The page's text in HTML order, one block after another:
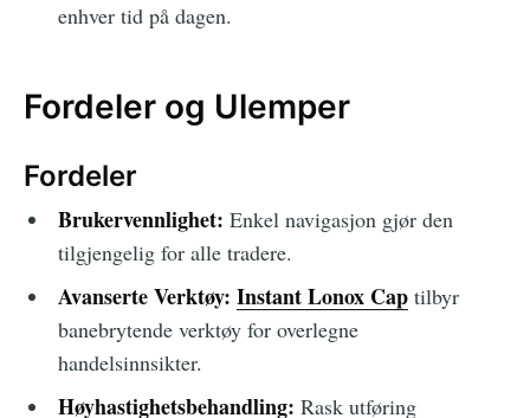
enhver tid på dagen.
Fordeler og Ulemper
Fordeler
Brukervennlighet: Enkel navigasjon gjør den
tilgjengelig for alle tradere.
Avanserte Verktøy: Instant Lonox Captilbyr
banebrytende verktøy for overlegne
handelsinnsikter.
Høyhastighetsbehandling: Rask utføring